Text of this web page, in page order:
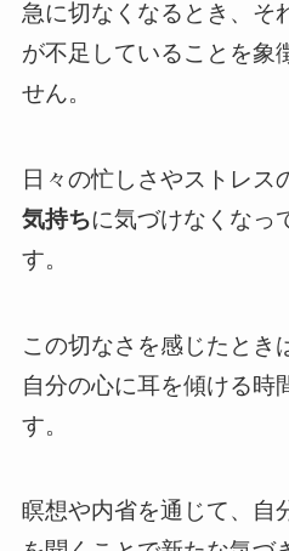
急に切なくなるとき、そ
が不足していることを象
せん。
日々の忙しさやストレス
気持ちに気づけなくなっ
す。
この切なさを感じたとき
自分の心に耳を傾ける時
す。
瞑想や内省を通じて、自